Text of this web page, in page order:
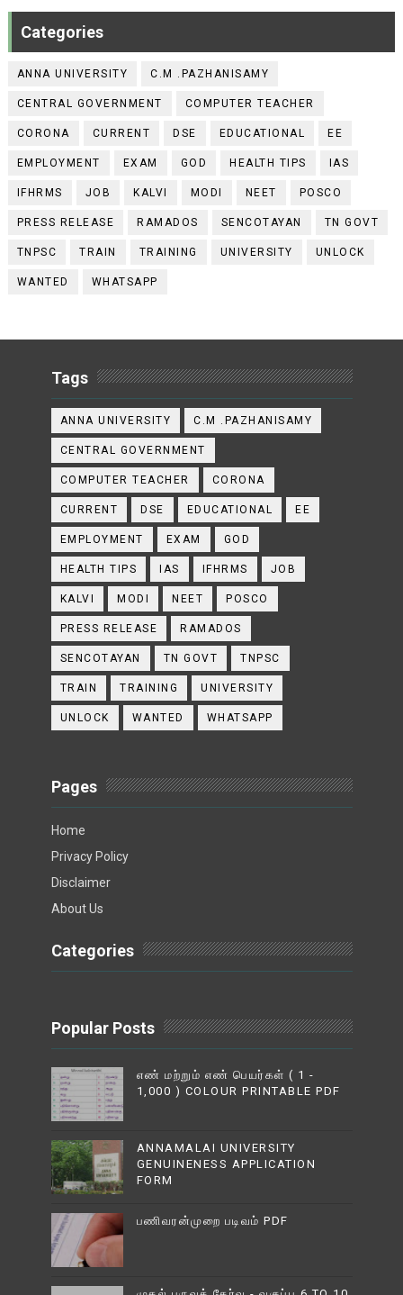
Categories
ANNA UNIVERSITY C.M .PAZHANISAMY
CENTRAL GOVERNMENT COMPUTER TEACHER
CORONA CURRENT DSE EDUCATIONAL EE
EMPLOYMENT EXAM GOD HEALTH TIPS IAS
IFHRMS JOB KALVI MODI NEET POSCO
PRESS RELEASE RAMADOS SENCOTAYAN TN GOVT
TNPSC TRAIN TRAINING UNIVERSITY UNLOCK
WANTED WHATSAPP
Tags
ANNA UNIVERSITY C.M .PAZHANISAMY
CENTRAL GOVERNMENT
COMPUTER TEACHER CORONA
CURRENT DSE EDUCATIONAL EE
EMPLOYMENT EXAM GOD
HEALTH TIPS IAS IFHRMS JOB
KALVI MODI NEET POSCO
PRESS RELEASE RAMADOS
SENCOTAYAN TN GOVT TNPSC
TRAIN TRAINING UNIVERSITY
UNLOCK WANTED WHATSAPP
Pages
Home
Privacy Policy
Disclaimer
About Us
Categories
Popular Posts
எண் மற்றும் எண் பெயர்கள் ( 1 -
1,000 ) COLOUR PRINTABLE PDF
ANNAMALAI UNIVERSITY
GENUINENESS APPLICATION
FORM
பணிவரன்முறை படிவம் PDF